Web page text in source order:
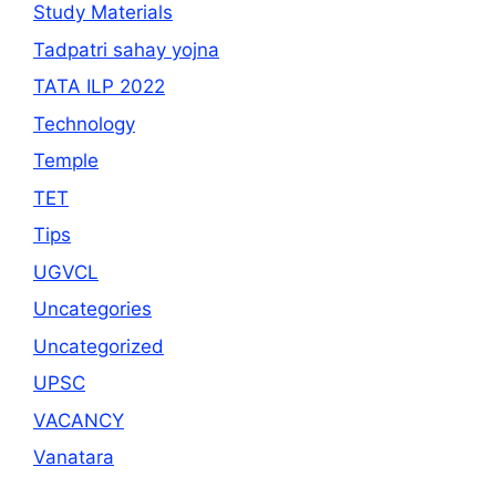
Study Materials
Tadpatri sahay yojna
TATA ILP 2022
Technology
Temple
TET
Tips
UGVCL
Uncategories
Uncategorized
UPSC
VACANCY
Vanatara